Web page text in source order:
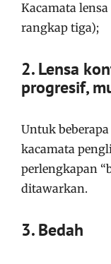
Kacamata
rangkap tiga);
2. Lensa
progresif,
Untuk
kacamata
perlengkapan
ditawarkan.
3. Bedah